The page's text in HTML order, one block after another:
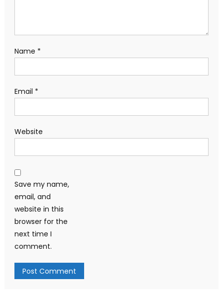
Name *
Email *
Website
Save my name,
email, and
website in this
browser for the
next time I
comment.